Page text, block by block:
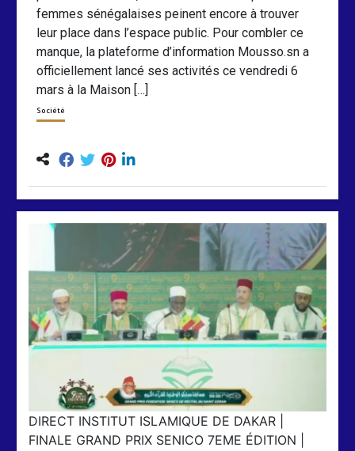
femmes sénégalaises peinent encore à trouver
leur place dans l’espace public. Pour combler ce
manque, la plateforme d’information Mousso.sn a
officiellement lancé ses activités ce vendredi 6
mars à la Maison […]
Société
DIRECT INSTITUT ISLAMIQUE DE DAKAR |
FINALE GRAND PRIX SENICO 7EME ÉDITION |